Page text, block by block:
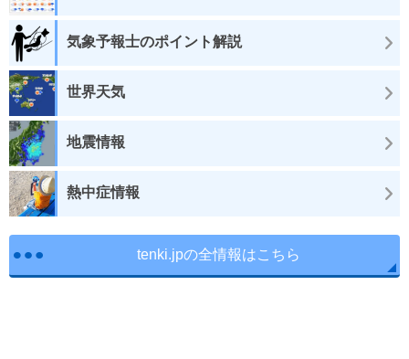
気象予報士のポイント解説
世界天気
地震情報
熱中症情報
tenki.jpの全情報はこちら